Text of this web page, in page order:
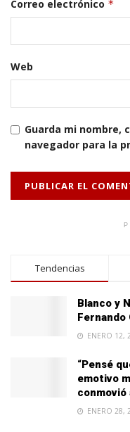
Correo electrónico *
Web
Guarda mi nombre,
navegador para la
Tendencias
Blanco y
Fernando
ENERO 12,
“Pensé
emotivo
conmovió
ENERO 28,